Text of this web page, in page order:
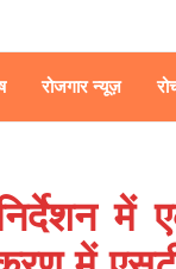
रोजगार न्यूज़
में